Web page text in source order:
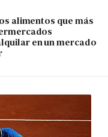
alimentos que más
en un mercado